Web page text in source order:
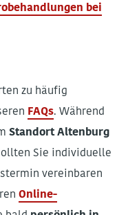
bei
zu häufig
FAQs. Während
Standort Altenburg
Sie individuelle
vereinbaren
Online-